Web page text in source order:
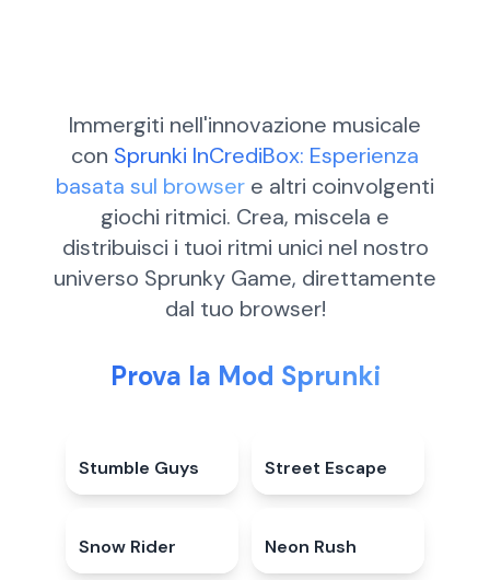
Immergiti nell'innovazione musicale
con Sprunki InCrediBox: Esperienza
basata sul browser e altri coinvolgenti
giochi ritmici. Crea, miscela e
distribuisci i tuoi ritmi unici nel nostro
universo Sprunky Game, direttamente
dal tuo browser!
Prova la Mod Sprunki
4.5★
Stumble Guys 5.0★
Street Escape
3.9
Snow Rider 5.0
Neon Rush